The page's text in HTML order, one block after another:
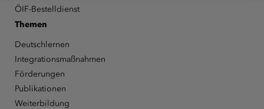
ÖIF-Bestelldienst
Themen
Deutschlernen
Integrationsmaßnahmen
Förderungen
Publikationen
Weiterbildung